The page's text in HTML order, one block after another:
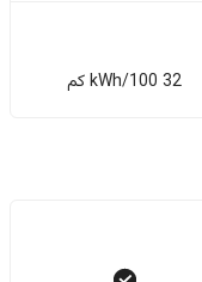
32 kWh/100 كم